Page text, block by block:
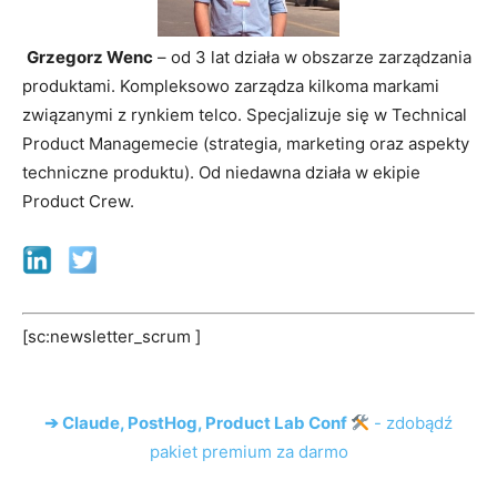
Grzegorz Wenc – od 3 lat działa w obszarze zarządzania
produktami. Kompleksowo zarządza kilkoma markami
związanymi z rynkiem telco. Specjalizuje się w Technical
Product Managemecie (strategia, marketing oraz aspekty
techniczne produktu). Od niedawna działa w ekipie
Product Crew.
[sc:newsletter_scrum ]
➔ Claude, PostHog, Product Lab Conf
- zdobądź
pakiet premium za darmo